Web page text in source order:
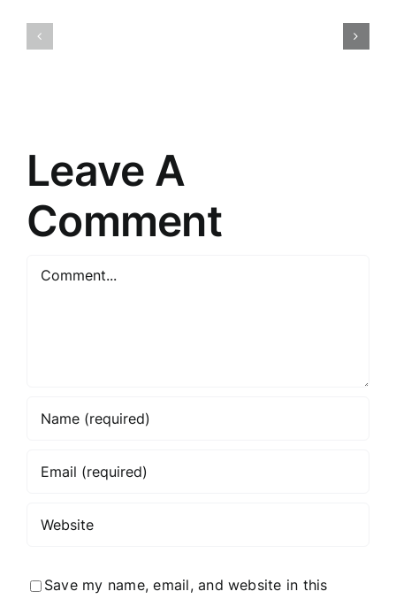
2025:
Nākotnes
Leave A
Comment
Comment
Save my name, email, and website in this